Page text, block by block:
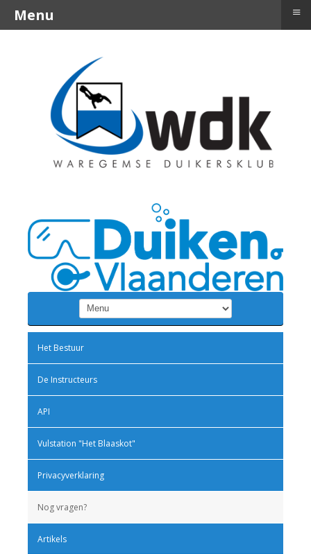
Het Bestuur
De Instructeurs
API
Vulstation "Het Blaaskot"
Privacyverklaring
Nog vragen?
Artikels
Menu ≡